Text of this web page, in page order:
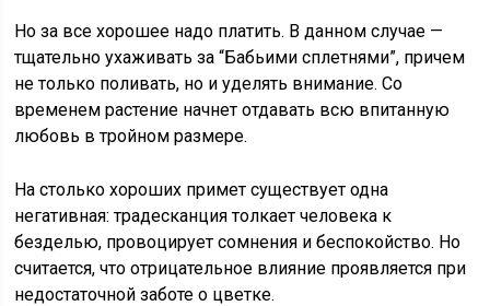
Но за все хорошее надо платить. В данном случае —
тщательно ухаживать за “Бабьими сплетнями”, причем
не только поливать, но и уделять внимание. Со
временем растение начнет отдавать всю впитанную
любовь в тройном размере.
На столько хороших примет существует одна
негативная: традесканция толкает человека к
безделью, провоцирует сомнения и беспокойство. Но
считается, что отрицательное влияние проявляется при
недостаточной заботе о цветке.